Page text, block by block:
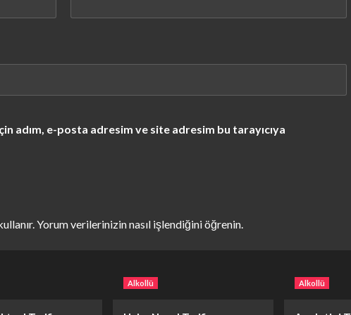
adım, e-posta adresim ve site adresim bu tarayıcıya
Yorum verilerinizin nasıl işlendiğini öğrenin.
Alkollü Alkollü